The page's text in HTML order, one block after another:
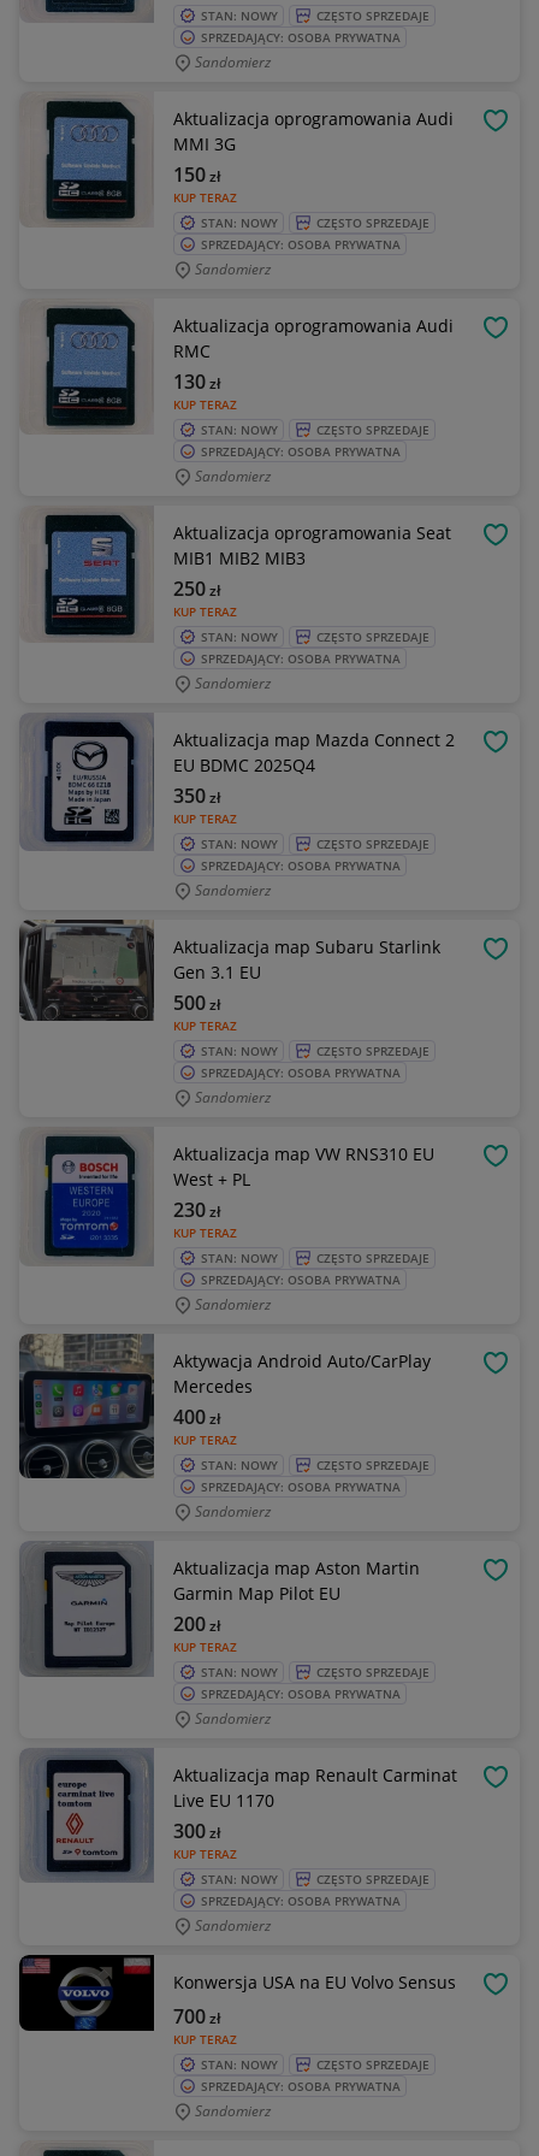
STAN: NOWY
CZĘSTO SPRZEDAJE
SPRZEDAJĄCY: OSOBA PRYWATNA
Sandomierz
Aktualizacja oprogramowania Audi
MMI 3G
KUP TERAZ
150zł
STAN: NOWY
CZĘSTO SPRZEDAJE
SPRZEDAJĄCY: OSOBA PRYWATNA
Sandomierz
Aktualizacja oprogramowania Audi
RMC
KUP TERAZ
130zł
STAN: NOWY
CZĘSTO SPRZEDAJE
SPRZEDAJĄCY: OSOBA PRYWATNA
Sandomierz
Aktualizacja oprogramowania Seat
MIB1 MIB2 MIB3
KUP TERAZ
250zł
STAN: NOWY
CZĘSTO SPRZEDAJE
SPRZEDAJĄCY: OSOBA PRYWATNA
Sandomierz
Aktualizacja map Mazda Connect 2
EU BDMC 2025Q4
KUP TERAZ
350zł
STAN: NOWY
CZĘSTO SPRZEDAJE
SPRZEDAJĄCY: OSOBA PRYWATNA
Sandomierz
Aktualizacja map Subaru Starlink
Gen 3.1 EU
KUP TERAZ
500zł
STAN: NOWY
CZĘSTO SPRZEDAJE
SPRZEDAJĄCY: OSOBA PRYWATNA
Sandomierz
Aktualizacja map VW RNS310 EU
West + PL
KUP TERAZ
230zł
STAN: NOWY
CZĘSTO SPRZEDAJE
SPRZEDAJĄCY: OSOBA PRYWATNA
Sandomierz
Aktywacja Android Auto/CarPlay
Mercedes
KUP TERAZ
400zł
STAN: NOWY
CZĘSTO SPRZEDAJE
SPRZEDAJĄCY: OSOBA PRYWATNA
Sandomierz
Aktualizacja map Aston Martin
Garmin Map Pilot EU
KUP TERAZ
200zł
STAN: NOWY
CZĘSTO SPRZEDAJE
SPRZEDAJĄCY: OSOBA PRYWATNA
Sandomierz
Aktualizacja map Renault Carminat
Live EU 1170
KUP TERAZ
300zł
STAN: NOWY
CZĘSTO SPRZEDAJE
SPRZEDAJĄCY: OSOBA PRYWATNA
Sandomierz
Konwersja USA na EU Volvo Sensus
KUP TERAZ
700zł
STAN: NOWY
CZĘSTO SPRZEDAJE
SPRZEDAJĄCY: OSOBA PRYWATNA
Sandomierz